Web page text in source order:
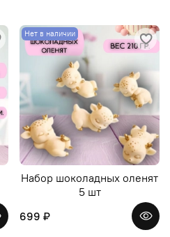
Нет в наличии
Набор шоколадных оленят
5 шт
699 ₽